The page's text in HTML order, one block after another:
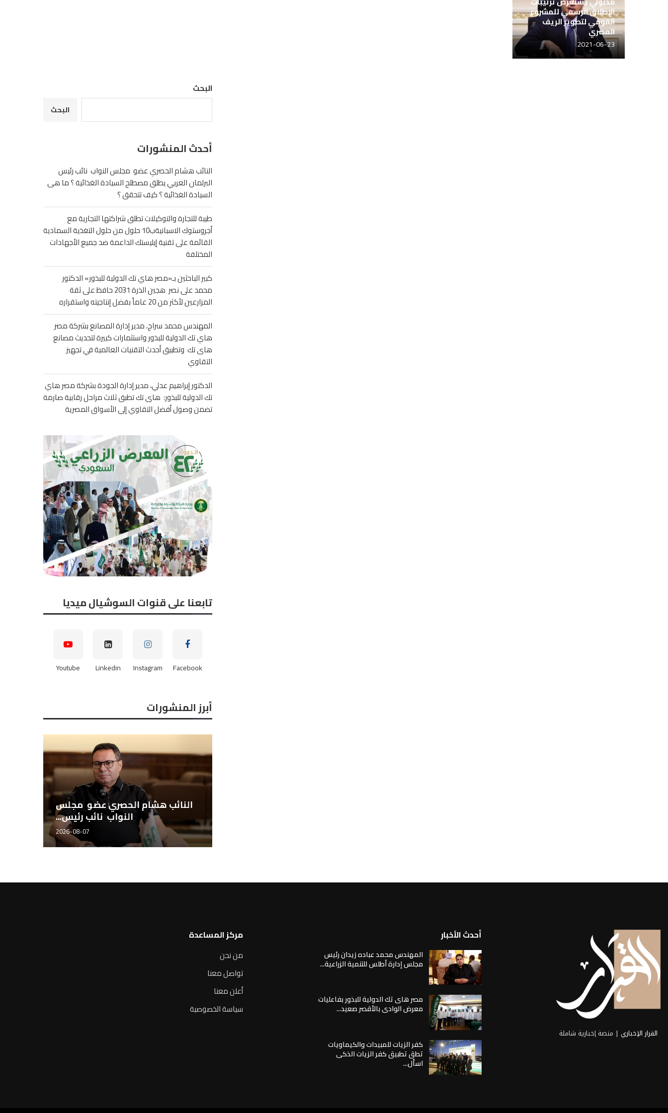
الإطلاق الرسمي للمشروع
القومي لتطوير الريف
المصري
2021-06-23
البحث
البحث
أحدث المنشورات
النائب هشام الحصري عضو مجلس النواب نائب رئيس
البرلمان العربي يطلق مصطلح السيادة الغذائية ؟ ما هى
السيادة الغذائية ؟ كيف تتحقق ؟
طيبة للتجارة والتوكيلات تطلق شراكتها التجارية مع
أجروستوك الاسبانيةب10 حلول من حلول التغذية السمادية
القائمة على تقنية إيليستك الداعمة ضد جميع الأجهادات
المختلفة
كبير الباحثين بـ«مصر هاي تك الدولية للبذور» الدكتور
محمد على نصر هجين الذرة 2031 حافظ على ثقة
المزارعين لأكثر من 20 عاماً بفضل إنتاجيته واستقراره
المهندس محمد سراج، مدير إدارة المصانع بشركة مصر
هاي تك الدولية للبذور واستثمارات كبيرة لتحديث مصانع
هاى تك وتطبيق أحدث التقنيات العالمية في تجهيز
التقاوي
الدكتور إبراهيم عدلي، مدير إدارة الجودة بشركة مصر هاي
تك الدولية للبذور: هاى تك تطبق ثلاث مراحل رقابية صارمة
تضمن وصول أفضل التقاوي إلى الأسواق المصرية
تابعنا على قنوات السوشيال ميديا
Facebook
Instagram
Linkedin
Youtube
أبرز المنشورات
النائب هشام الحصري عضو مجلس
النواب نائب رئيس...
2026-08-07
القرار الإخباري | منصة إخبارية شاملة
أحدث الأخبار
المهندس محمد عباده زيدان رئيس
مجلس إدارة أطلس للتنمية الزراعية...
مصر هاى تك الدولية للبذور بفاعليات
معرض الوادى بالأقصر صعيد...
كفر الزيات للمبيدات والكيماويات
تطق تطبيق كفر الزيات الذكى
اسأل...
مركز المساعدة
من نحن
تواصل معنا
أعلن معنا
سياسة الخصوصية